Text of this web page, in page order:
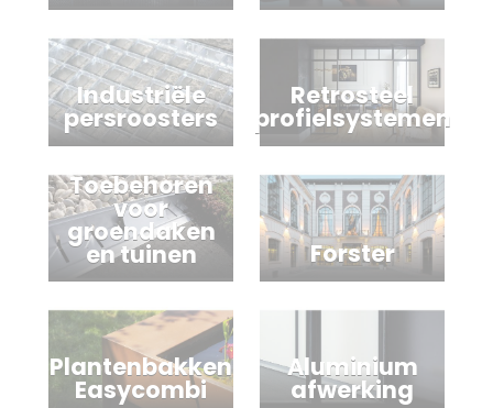
Industriële
persroosters
Retrosteel
profielsystemen
Toebehoren
voor
groendaken
en tuinen Forster
Plantenbakken
Easycombi
Aluminium
afwerking